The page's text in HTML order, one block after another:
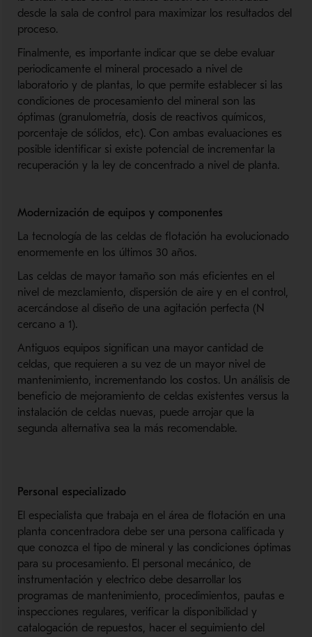
desde la sala de control para maximizar los resultados del
proceso.
Finalmente, es importante indicar que se debe evaluar
periodicamente el mineral procesado a nivel de
laboratorio y de plantas, lo que permite establecer si las
condiciones de procesamiento del mineral son las
óptimas (granulometría, dosis de reactivos químicos,
porcentaje de sólidos, etc). Con ambas evaluaciones es
posible identificar si existe potencial de incrementar la
recuperación y la ley de concentrado a nivel de planta.
Modernización de equipos y componentes
La tecnología de las celdas de flotación ha evolucionado
enormemente en los últimos 30 años.
Las celdas de mayor tamaño son más eficientes en el
nivel de mezclamiento, dispersión de aire y en el control,
acercándose al diseño de una agitación perfecta (N
cercano a 1).
Antiguos equipos significan una mayor cantidad de
celdas, que requieren a su vez de un mayor nivel de
mantenimiento, incrementando los costos. Un análisis de
beneficio de mejoramiento de celdas existentes versus la
instalación de celdas nuevas, puede arrojar que la
segunda alternativa sea la más recomendable.
Personal especializado
El especialista que trabaja en el área de flotación en una
planta concentradora debe ser una persona calificada y
que conozca el tipo de mineral y las condiciones óptimas
para su procesamiento. El personal mecánico, de
instrumentación y electrico debe desarrollar los
programas de mantenimiento, procedimientos, pautas e
inspecciones regulares, verificar la disponibilidad y
catalogación de repuestos, hacer el seguimiento del